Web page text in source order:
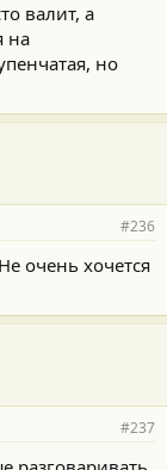
валит, а
на
но
#236
очень хочется
#237